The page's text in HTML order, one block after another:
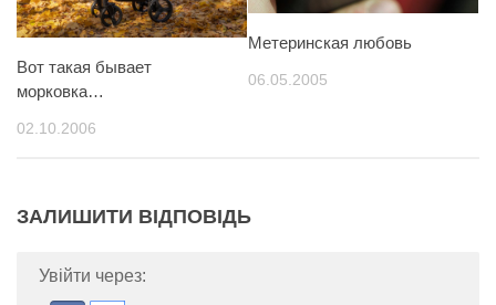
Вот такая бывает
морковка…
02.10.2006
Метеринская любовь
06.05.2005
ЗАЛИШИТИ ВІДПОВІДЬ
Увійти через: